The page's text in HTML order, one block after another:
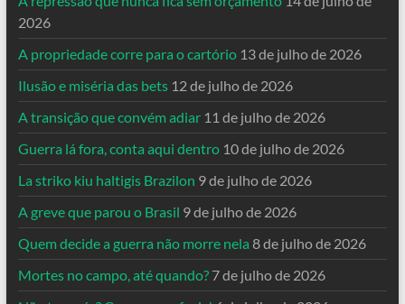
2026
A propriedade corre para o cartório 13 de julho de 2026
Ilusão e miséria das bets 12 de julho de 2026
A transição que convém adiar 11 de julho de 2026
Guerra lá fora, conta aqui dentro 10 de julho de 2026
La striko kiu haltigis Brazilon 9 de julho de 2026
A greve que parou o Brasil 9 de julho de 2026
Quem decide a guerra não morre nela 8 de julho de 2026
Mortes no campo, até quando? 7 de julho de 2026